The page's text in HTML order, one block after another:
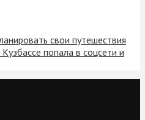
свои путешествия
попала в соцсети и